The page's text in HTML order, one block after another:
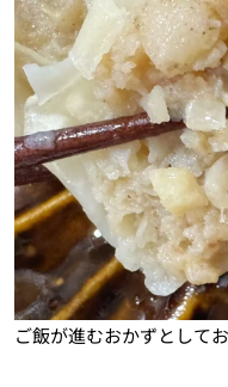
ご飯が進むおかずとして